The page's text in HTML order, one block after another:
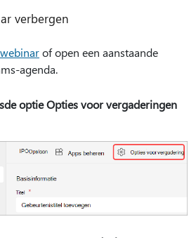
verbergen
of open een aanstaande
agenda.
de optie Opties voor vergaderingen